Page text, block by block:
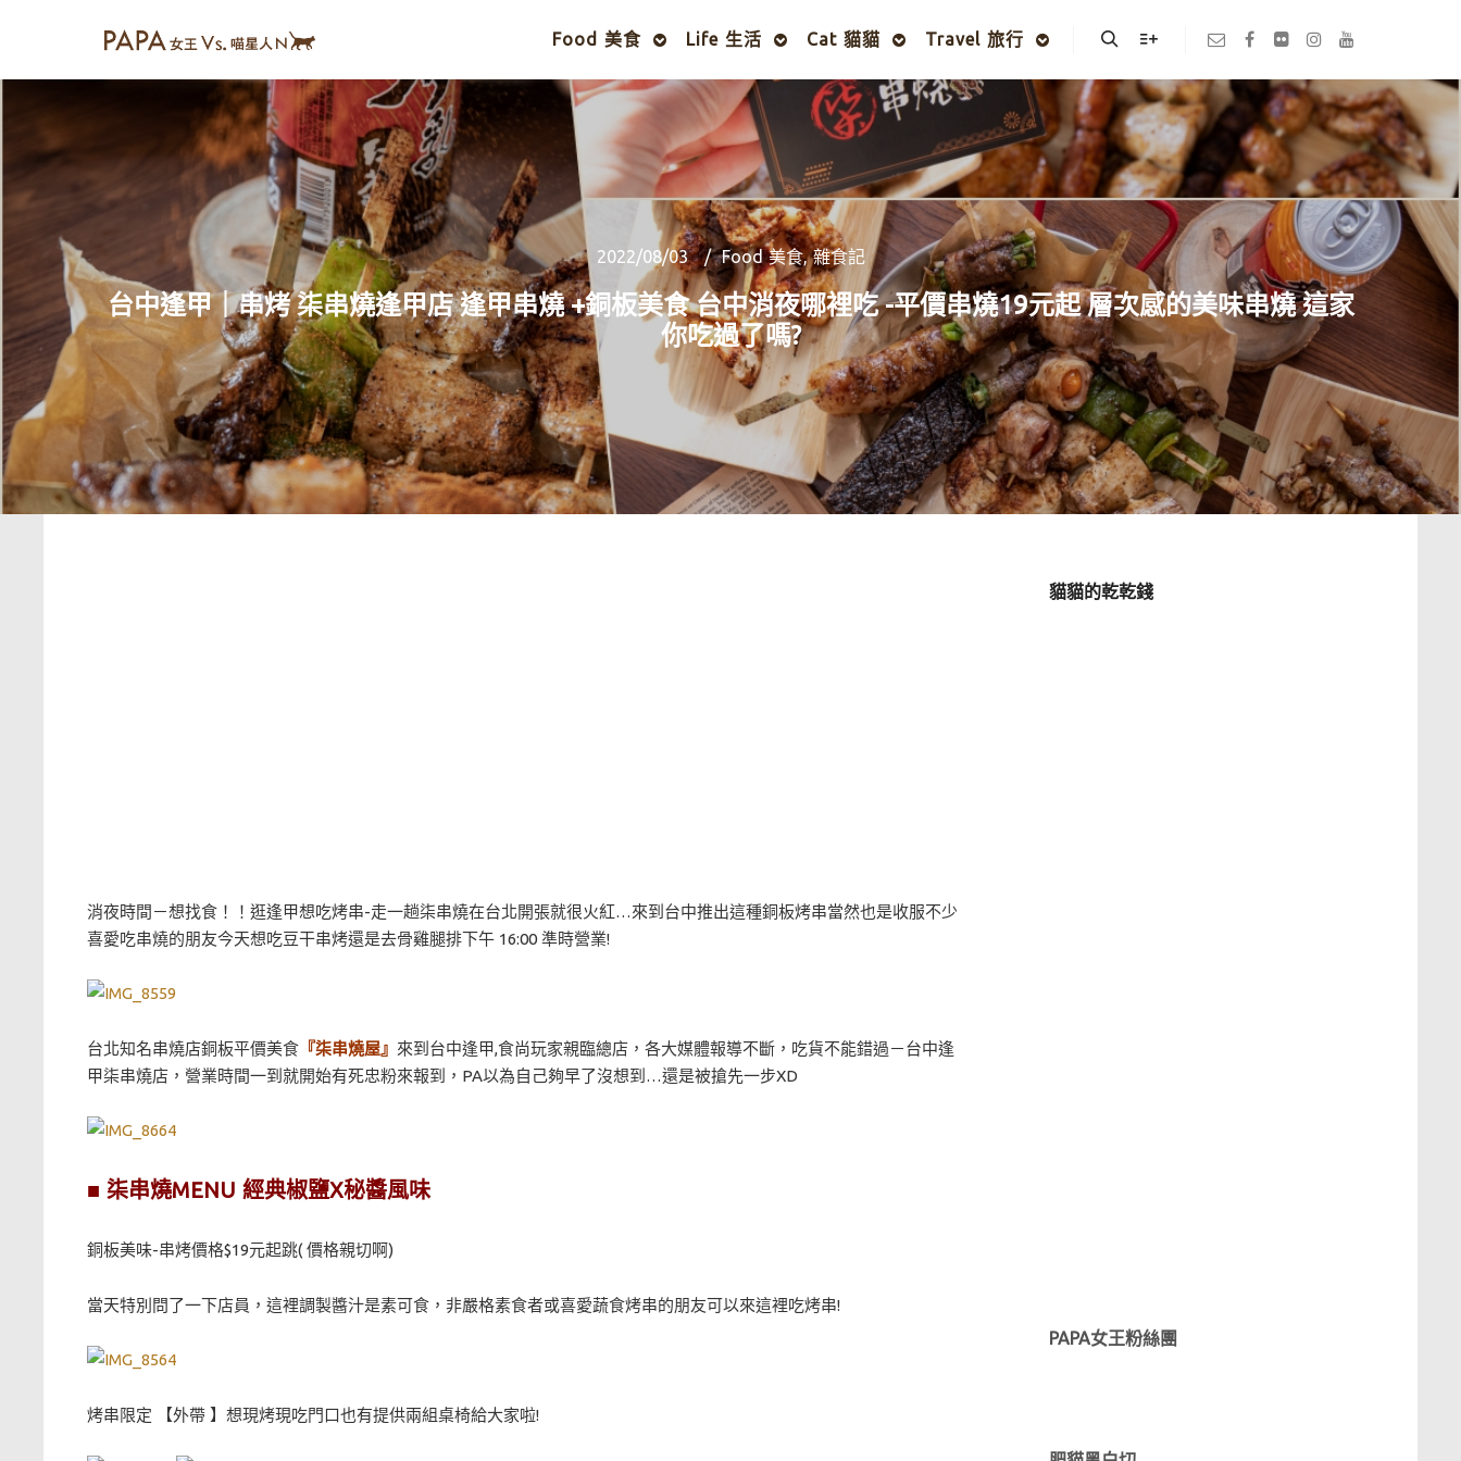
Food 美食 Life 生活 Cat 貓貓 Travel 旅行
2022/08/03 Food 美食,雜食記
台中逢甲｜串烤 柒串燒逢甲店 逢甲串燒 +銅板美食 台中消夜哪裡吃 -平價串燒19元起 層次感的美味串燒 這家
你吃過了嗎?
消夜時間－想找食！！逛逢甲想吃烤串-走一趟柒串燒在台北開張就很火紅…來到台中推出這種銅板烤串當然也是收服不少
喜愛吃串燒的朋友今天想吃豆干串烤還是去骨雞腿排下午 16:00 準時營業!
台北知名串燒店銅板平價美食 『柒串燒屋』 來到台中逢甲,食尚玩家親臨總店，各大媒體報導不斷，吃貨不能錯過－台中逢
甲柒串燒店，營業時間一到就開始有死忠粉來報到，PA以為自己夠早了沒想到…還是被搶先一步XD
■ 柒串燒MENU 經典椒鹽X秘醬風味
銅板美味-串烤價格$19元起跳( 價格親切啊)
當天特別問了一下店員，這裡調製醬汁是素可食，非嚴格素食者或喜愛蔬食烤串的朋友可以來這裡吃烤串!
烤串限定 【外帶 】想現烤現吃門口也有提供兩組桌椅給大家啦!
貓貓的乾乾錢
PAPA女王粉絲團